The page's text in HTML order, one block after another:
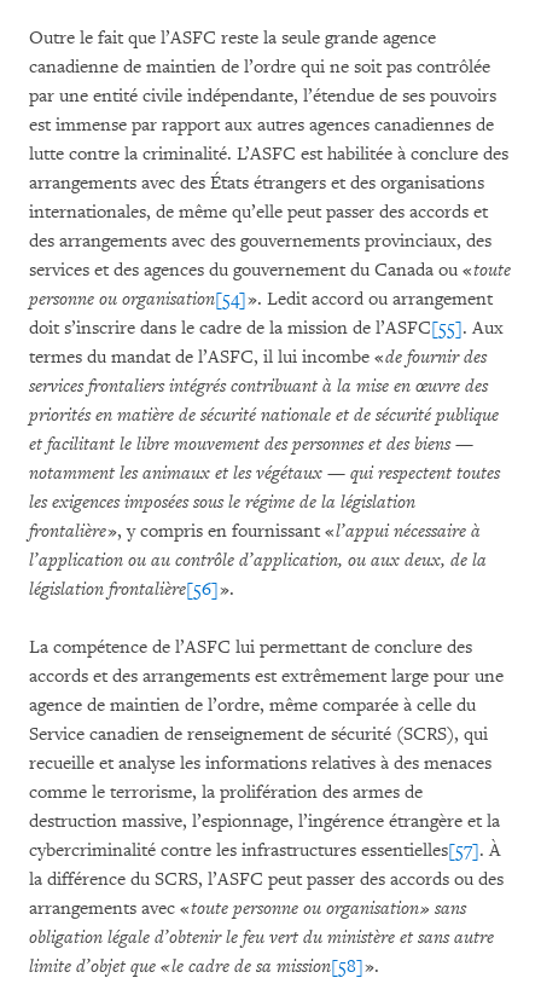
Outre le fait que l’ASFC reste la seule grande agence
canadienne de maintien de l’ordre qui ne soit pas contrôlée
par une entité civile indépendante, l’étendue de ses pouvoirs
est immense par rapport aux autres agences canadiennes de
lutte contre la criminalité. L’ASFC est habilitée à conclure des
arrangements avec des États étrangers et des organisations
internationales, de même qu’elle peut passer des accords et
des arrangements avec des gouvernements provinciaux, des
services et des agences du gouvernement du Canada ou «toute
personne ou organisation[54]». Ledit accord ou arrangement
doit s’inscrire dans le cadre de la mission de l’ASFC[55]. Aux
termes du mandat de l’ASFC, il lui incombe «de fournir des
services frontaliers intégrés contribuant à la mise en œuvre des
priorités en matière de sécurité nationale et de sécurité publique
et facilitant le libre mouvement des personnes et des biens —
notamment les animaux et les végétaux — qui respectent toutes
les exigences imposées sous le régime de la législation
frontalière», y compris en fournissant «l’appui nécessaire à
l’application ou au contrôle d’application, ou aux deux, de la
législation frontalière[56]».
La compétence de l’ASFC lui permettant de conclure des
accords et des arrangements est extrêmement large pour une
agence de maintien de l’ordre, même comparée à celle du
Service canadien de renseignement de sécurité (SCRS), qui
recueille et analyse les informations relatives à des menaces
comme le terrorisme, la prolifération des armes de
destruction massive, l’espionnage, l’ingérence étrangère et la
cybercriminalité contre les infrastructures essentielles[57]. À
la différence du SCRS, l’ASFC peut passer des accords ou des
arrangements avec «toute personne ou organisation » sans
obligation légale d’obtenir le feu vert du ministère et sans autre
limite d’objet que « le cadre de sa mission[58]».